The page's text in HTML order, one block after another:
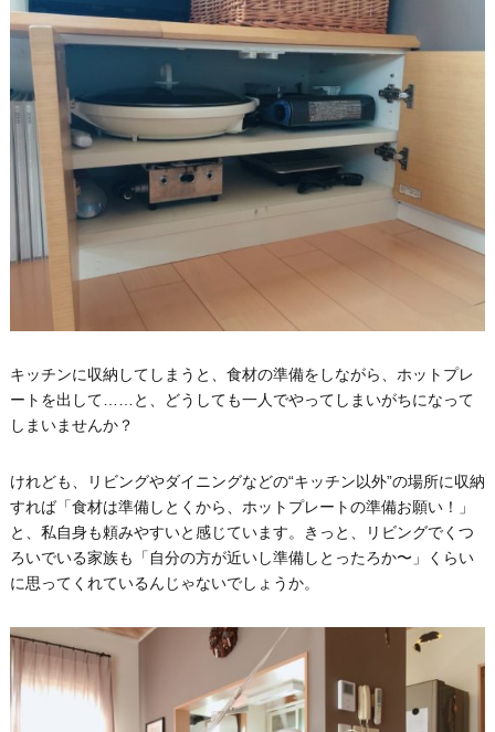
キッチンに収納してしまうと、食材の準備をしながら、ホットプレ
ートを出して……と、どうしても一人でやってしまいがちになって
しまいませんか？
けれども、リビングやダイニングなどの“キッチン以外”の場所に収納
すれば「食材は準備しとくから、ホットプレートの準備お願い！」
と、私自身も頼みやすいと感じています。きっと、リビングでくつ
ろいでいる家族も「自分の方が近いし準備しとったろか〜」くらい
に思ってくれているんじゃないでしょうか。